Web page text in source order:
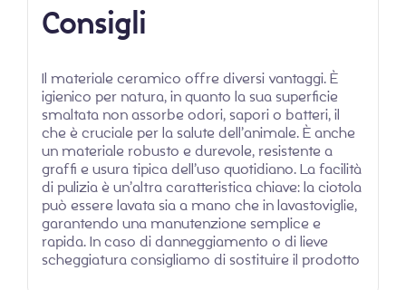
Consigli
Il materiale ceramico offre diversi vantaggi. È
igienico per natura, in quanto la sua superficie
smaltata non assorbe odori, sapori o batteri, il
che è cruciale per la salute dell’animale. È anche
un materiale robusto e durevole, resistente a
graffi e usura tipica dell’uso quotidiano. La facilità
di pulizia è un’altra caratteristica chiave: la ciotola
può essere lavata sia a mano che in lavastoviglie,
garantendo una manutenzione semplice e
rapida. In caso di danneggiamento o di lieve
scheggiatura consigliamo di sostituire il prodotto